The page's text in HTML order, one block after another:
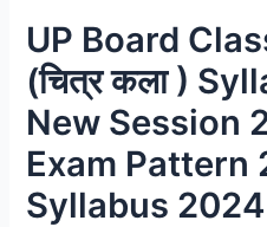
UP Board
(चित्र कला )
New Session
Exam Pattern
Syllabus 2024